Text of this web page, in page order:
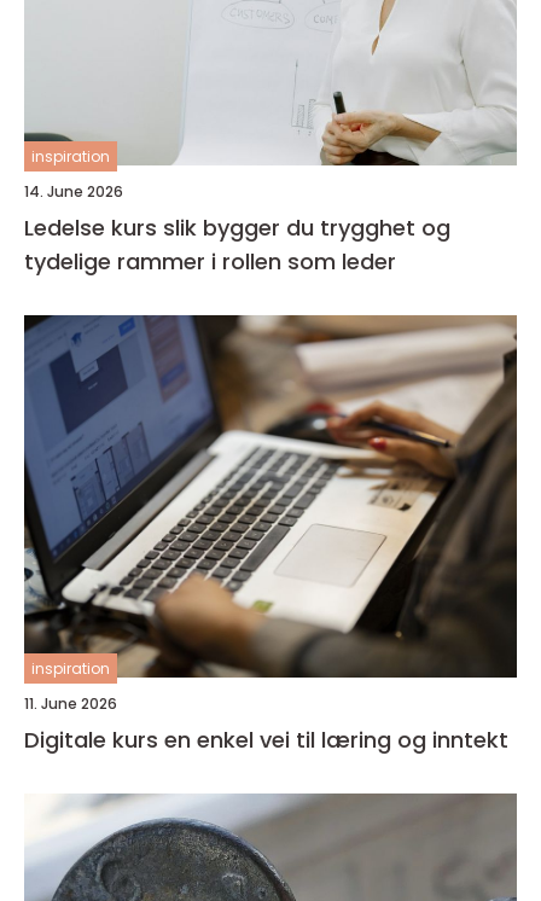
inspiration
14. June 2026
Ledelse kurs slik bygger du trygghet og
tydelige rammer i rollen som leder
inspiration
11. June 2026
Digitale kurs en enkel vei til læring og inntekt